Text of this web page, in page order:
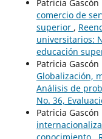
Patricia
comercio de
superior ,
universitarios:
educación
Patricia
Globalización,
Análisis de
No. 36,
Patricia
conocimiento ,